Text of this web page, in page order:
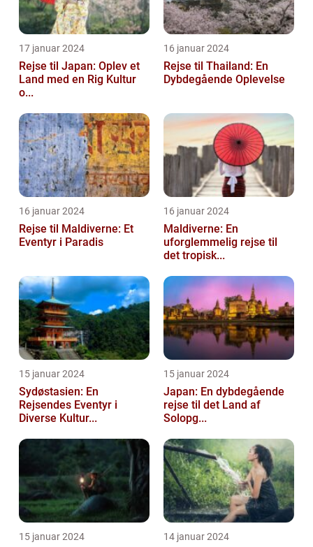
17 januar 2024
Rejse til Japan: Oplev et
Land med en Rig Kultur
o...
16 januar 2024
Rejse til Thailand: En
Dybdegående Oplevelse
16 januar 2024
Rejse til Maldiverne: Et
Eventyr i Paradis
16 januar 2024
Maldiverne: En
uforglemmelig rejse til
det tropisk...
15 januar 2024
Sydøstasien: En
Rejsendes Eventyr i
Diverse Kultur...
15 januar 2024
Japan: En dybdegående
rejse til det Land af
Solopg...
15 januar 2024 14 januar 2024